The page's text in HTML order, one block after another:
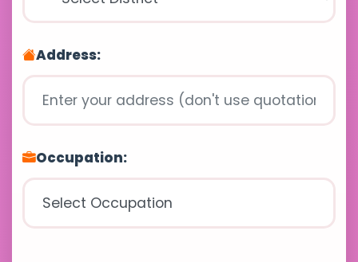
Address:
Occupation: